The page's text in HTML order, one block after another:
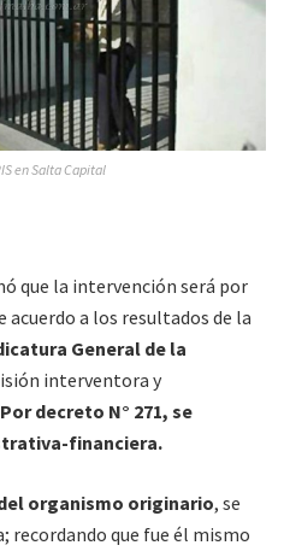
en Salta Capital
que la intervención será por
acuerdo a los resultados de la
General de la
interventora y
Por decreto N° 271, se
financiera.
organismo originario, se
recordando que fue él mismo